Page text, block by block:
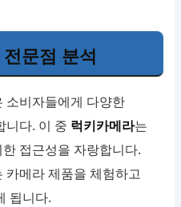
문점 분석
소비자들에게 다양한
니다. 이 중 럭키카메라는
접근성을 자랑합니다.
카메라 제품을 체험하고
됩니다.